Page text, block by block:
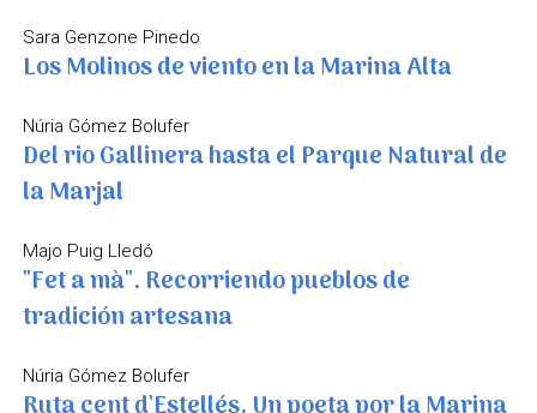
Sara Genzone Pinedo
Los Molinos de viento en la Marina Alta
Núria Gómez Bolufer
Del rio Gallinera hasta el Parque Natural de
la Marjal
Majo Puig Lledó
"Fet a mà". Recorriendo pueblos de
tradición artesana
Núria Gómez Bolufer